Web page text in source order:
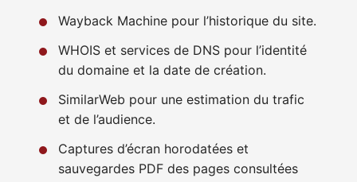
Wayback Machine pour l’historique du site.
WHOIS et services de DNS pour l’identité
du domaine et la date de création.
SimilarWeb pour une estimation du trafic
et de l’audience.
Captures d’écran horodatées et
sauvegardes PDF des pages consultées